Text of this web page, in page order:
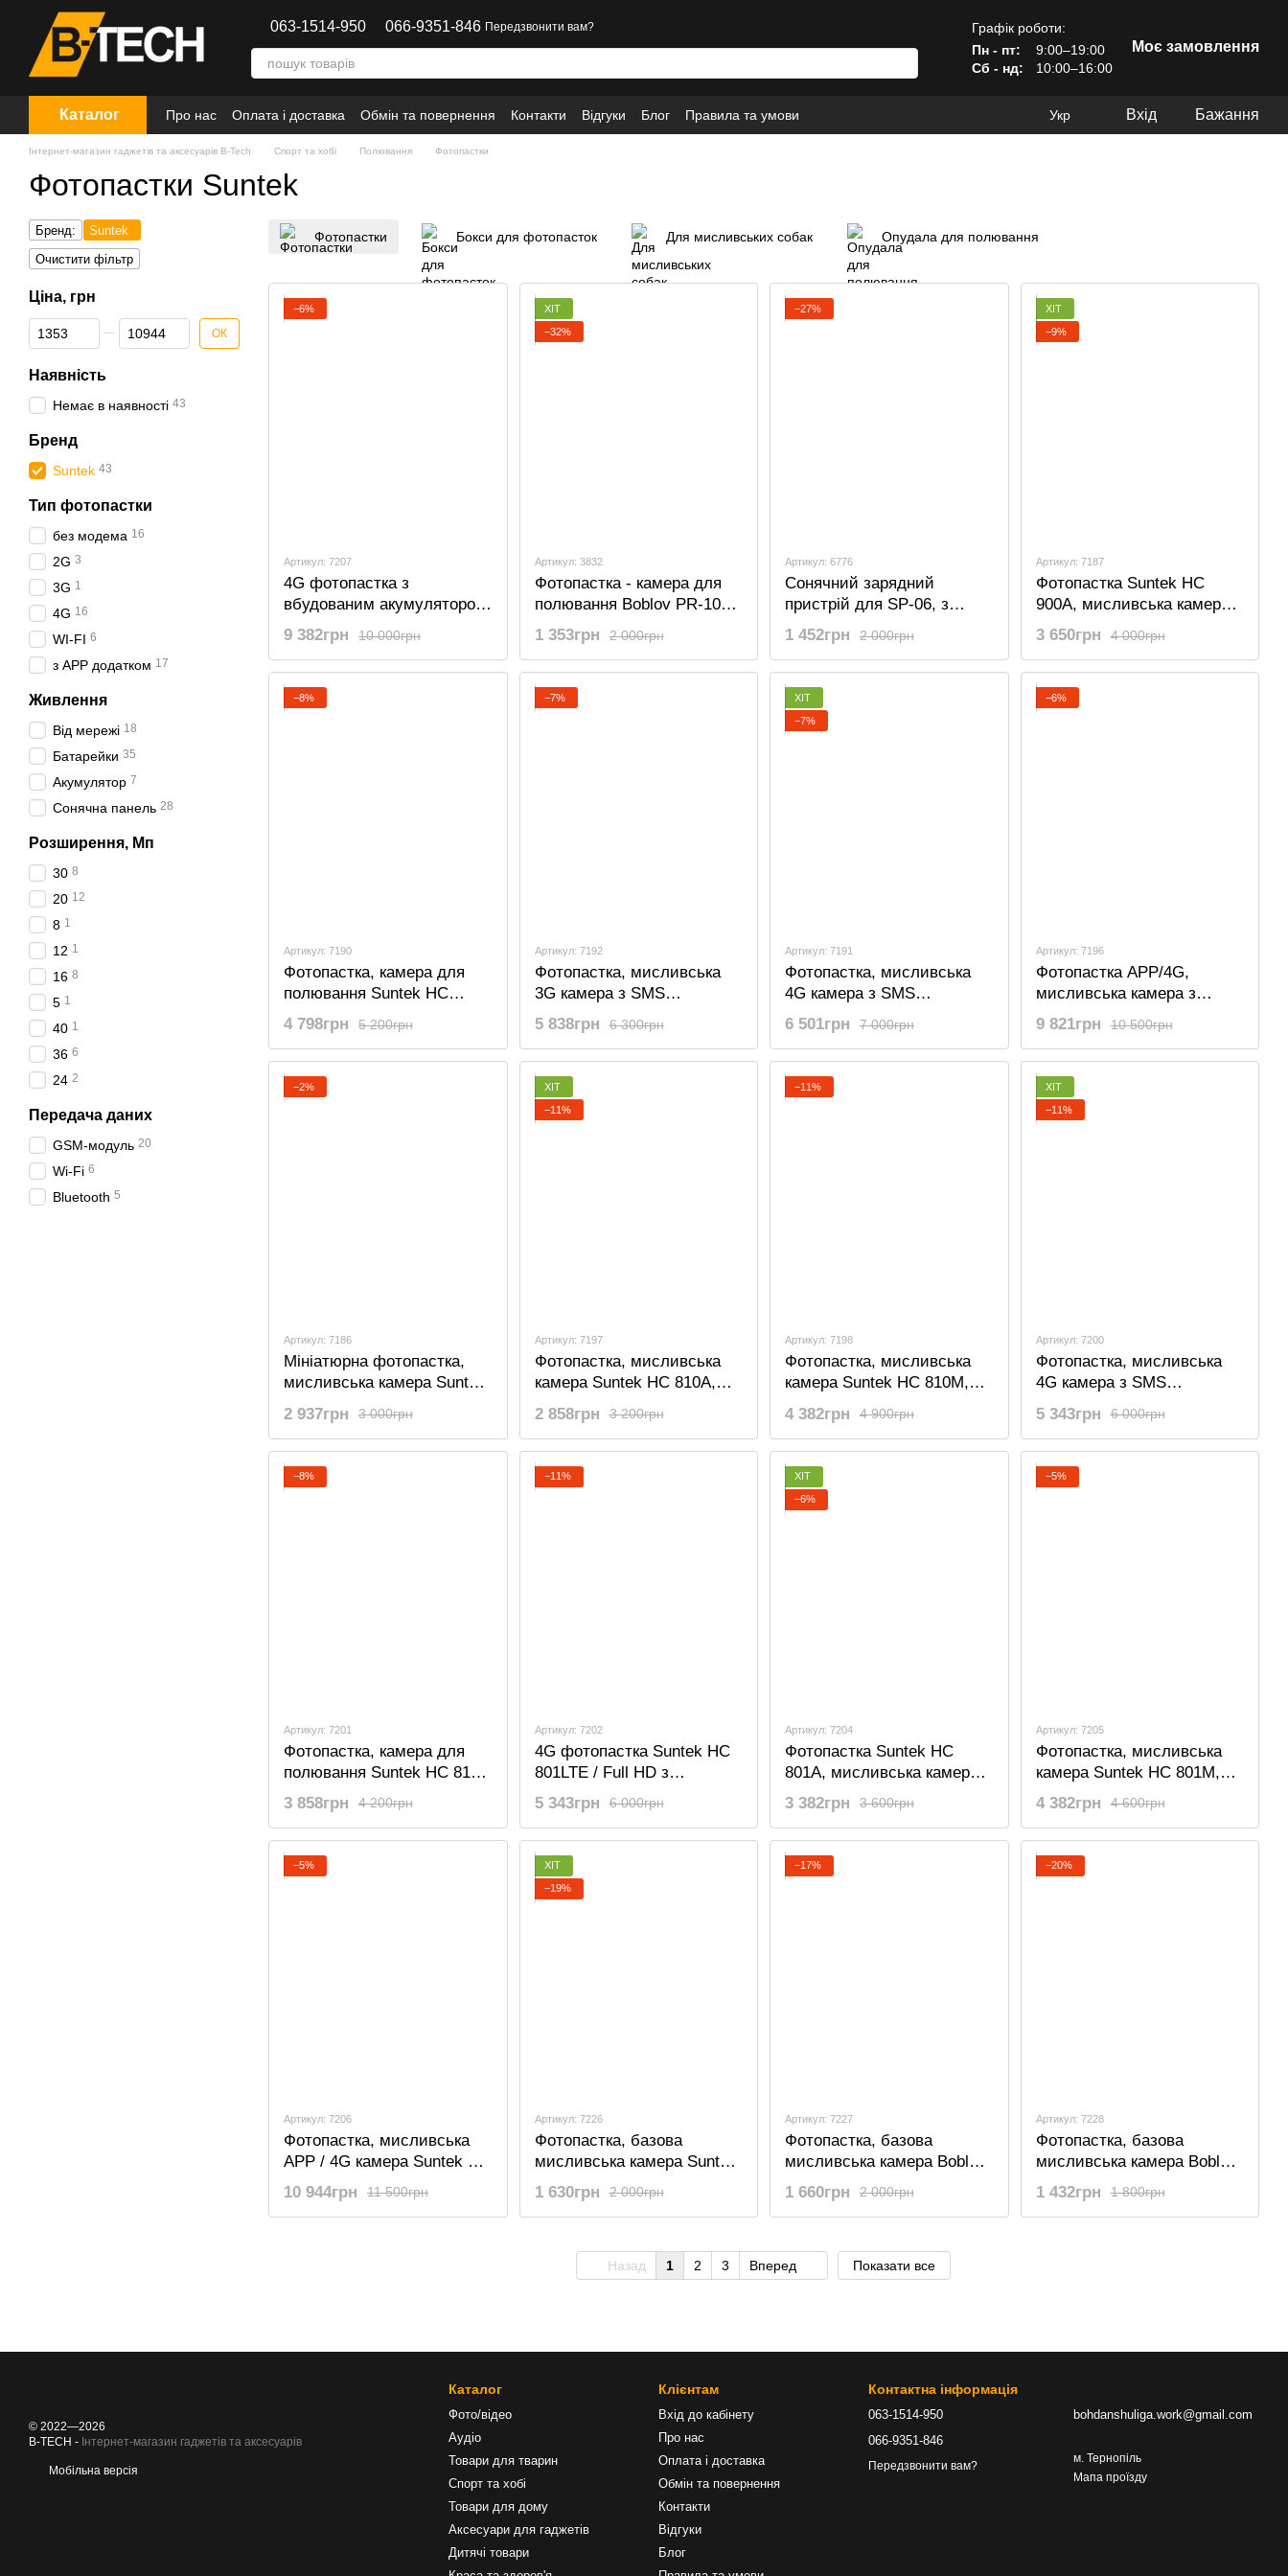
Перейти до основного контенту
063-1514-950 066-9351-846 Передзвонити вам?
Графік роботи:
Пн - пт:
9:00–19:00
Сб - нд:
10:00–16:00
Моє замовлення
Каталог Про нас Оплата і доставка Обмін та повернення Контакти Відгуки Блог Правила та умови Укр Вхід Бажання
Інтернет-магазин гаджетів та аксесуарів B-Tech Спорт та хобі Полювання Фотопастки
Фотопастки Suntek
Фотопастки Бокси для фотопасток Для мисливських собак Опудала для полювання
−6%
Артикул: 7207
4G фотопастка з
вбудованим акумулятором
Suntek HC 801LTE-LI
10 000грн
9 382грн
ХІТ
−32%
Артикул: 3832
Фотопастка - камера для
полювання Boblov PR-100,
16 Мп, 1080P, ІЧ 15 метрів,
кут 120 градусів
2 000грн
1 353грн
−27%
Артикул: 6776
Сонячний зарядний
пристрій для SP-06, з
акумулятором, 9 вольт, для
мисливських камер Suntek
HC 300, HC 500 та інших
2 000грн
1 452грн
ХІТ
−9%
Артикул: 7187
Фотопастка Suntek HC
900A, мисливська камера
базова, без модему
4 000грн
3 650грн
−8%
Артикул: 7190
Фотопастка, камера для
полювання Suntek HC
900M, 2G, SMS, MMS
5 200грн
4 798грн
−7%
Артикул: 7192
Фотопастка, мисливська
3G камера з SMS
керуванням Suntek HC
6 300грн
5 838грн
ХІТ
−7%
Артикул: 7191
Фотопастка, мисливська
4G камера з SMS
керуванням Suntek HC
900LTE
7 000грн
6 501грн
−6%
Артикул: 7196
Фотопастка APP/4G,
мисливська камера з
додатком Suntek HC 900LA,
20 Мп, Cloud
10 500грн
9 821грн
−2%
Артикул: 7186
Мініатюрна фотопастка,
мисливська камера Suntek
Mini301, 12 МП, 1080P, IP65
3 000грн
2 937грн
ХІТ
−11%
Артикул: 7197
Фотопастка, мисливська
камера Suntek HC 810A,
базова, без модему
3 200грн
2 858грн
−11%
Артикул: 7198
Фотопастка, мисливська
камера Suntek HC 810M,
2G, SMS, MMS
4 900грн
4 382грн
ХІТ
−11%
Артикул: 7200
Фотопастка, мисливська
4G камера з SMS
керуванням Suntek HC
810LTE
6 000грн
5 343грн
−8%
Артикул: 7201
Фотопастка, камера для
полювання Suntek HC 810
Wi-Fi, з мобільним
додатком IOS/Android
4 200грн
3 858грн
−11%
Артикул: 7202
4G фотопастка Suntek HC
801LTE / Full HD з
датчиком руху
6 000грн
5 343грн
ХІТ
−6%
Артикул: 7204
Фотопастка Suntek HC
801A, мисливська камера
базова, без модему
3 600грн
3 382грн
−5%
Артикул: 7205
Фотопастка, мисливська
камера Suntek HC 801M,
2G, SMS, MMS
4 600грн
4 382грн
−5%
Артикул: 7206
Фотопастка, мисливська
APP / 4G камера Suntek HC
801LA-LI-APP, з додатком,
20Mp, Cloud
11 500грн
10 944грн
ХІТ
−19%
Артикул: 7226
Фотопастка, базова
мисливська камера Suntek
HT-001B, 12 Мп / 720p /
IP54
2 000грн
1 630грн
−17%
Артикул: 7227
Фотопастка, базова
мисливська камера Boblov
PR-200, без модему, 16 Мп
/ 1080P / 120°
2 000грн
1 660грн
−20%
Артикул: 7228
Фотопастка, базова
мисливська камера Boblov
PR300, без модему, 720P /
5 Мп / 120 °
1 800грн
1 432грн
Назад 1 2 3 Вперед Показати все
Бренд:
Suntek
Очистити фільтр
Ціна, грн
Від Ціна, грн
До Ціна, грн ОК
Наявність
Немає в наявності 43
Бренд
Suntek 43
Тип фотопастки
без модема 16
2G 3
3G 1
4G 16
WI-FI 6
з APP додатком 17
Живлення
Від мережі 18
Батарейки 35
Акумулятор 7
Сонячна панель 28
Розширення, Мп
30 8
20 12
8 1
12 1
16 8
5 1
40 1
36 6
24 2
Передача даних
GSM-модуль 20
Wi-Fi 6
Bluetooth 5
© 2022—2026
B-TECH - Інтернет-магазин гаджетів та аксесуарів
Мобільна версія
Каталог
Фото/відео
Аудіо
Товари для тварин
Спорт та хобі
Товари для дому
Аксесуари для гаджетів
Дитячі товари
Клієнтам
Вхід до кабінету
Про нас
Оплата і доставка
Обмін та повернення
Контакти
Відгуки
Блог
Контактна інформація
063-1514-950
066-9351-846
Передзвонити вам?
bohdanshuliga.work@gmail.com
м. Тернопіль
Мапа проїзду